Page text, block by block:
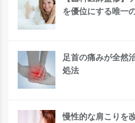
を優位にする唯一
足首の痛みが全然
処法
慢性的な肩こりを